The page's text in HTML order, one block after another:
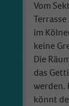
Vom
im
keine
Die
das
werden.
könnt